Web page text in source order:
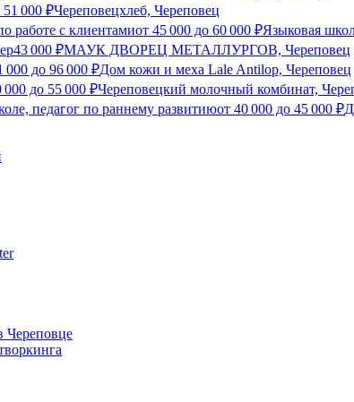
51 000 ₽Череповецхлеб, Череповец
работе с клиентамиот 45 000 до 60 000 ₽Языковая
43 000 ₽МАУК ДВОРЕЦ МЕТАЛЛУРГОВ, Череповец
000 до 96 000 ₽Дом кожи и меха Lale Antilop, Череповец
000 до 55 000 ₽Череповецкий молочный комбинат,
педагог по раннему развитиюот 40 000 до 45 000 ₽
Череповце